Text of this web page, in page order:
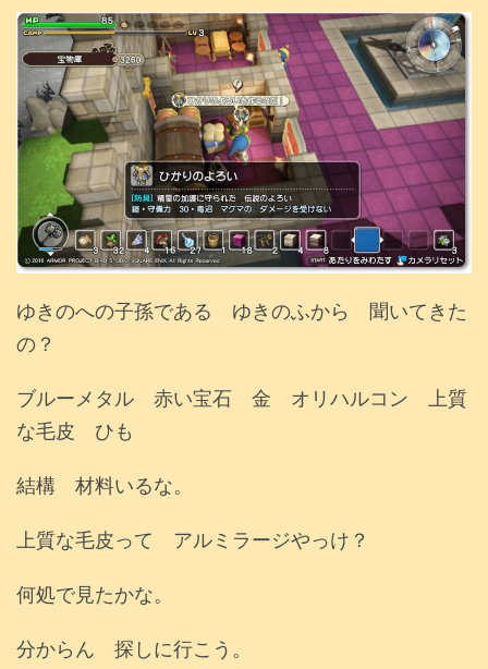
ゆきのへの子孫である ゆきのふから 聞いてきた
の？
ブルーメタル 赤い宝石 金 オリハルコン 上質
な毛皮 ひも
結構 材料いるな。
上質な毛皮って アルミラージやっけ？
何処で見たかな。
分からん 探しに行こう。